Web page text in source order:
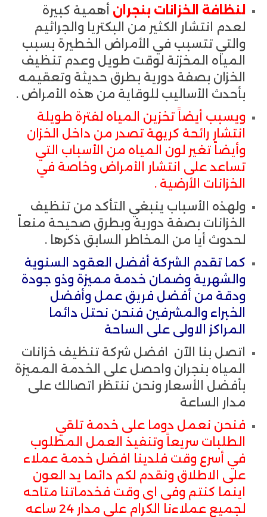
لنظافة الخزانات بنجران أهمية كبيرة
لعدم انتشار الكثير من البكتريا والجراثيم
والتي تتسبب في الأمراض الخطيرة بسبب
المياه المخزنة لوقت طويل وعدم تنظيف
الخزان بصفة دورية بطرق حديثة وتعقيمه
بأحدث الأساليب للوقاية من هذه الأمراض .
ويسبب أيضاً تخزين المياه لفترة طويلة
انتشار رائحة كريهة تصدر من داخل الخزان
وأيضاً تغير لون المياه من الأسباب التي
تساعد على انتشار الأمراض وخاصة في
الخزانات الأرضية .
ولهذه الأسباب ينبغي التأكد من تنظيف
الخزانات بصفة دورية وبطرق صحيحة منعاً
لحدوث أيا من المخاطر السابق ذكرها .
كما تقدم الشركة أفضل العقود السنوية
والشهرية وضمان خدمة مميزة وذو جودة
ودقة من أفضل فريق عمل وأفضل
الخبراء والمشرفين فنحن نحتل دائما
المراكز الاولى على الساحة
اتصل بنا الآن افضل شركة تنظيف خزانات
المياه بنجران واحصل على الخدمة المميزة
بأفضل الأسعار ونحن ننتظر اتصالك على
مدار الساعة
فنحن نعمل دوما على خدمة تلقي
الطلبات سريعاً وتنفيذ العمل المطلوب
في أسرع وقت فلدينا افضل خدمة عملاء
على الاطلاق ونقدم لكم دائما يد العون
اينما كنتم وفى اى وقت فخدماتنا متاحه
لجميع عملاءنا الكرام على مدار 24 ساعه